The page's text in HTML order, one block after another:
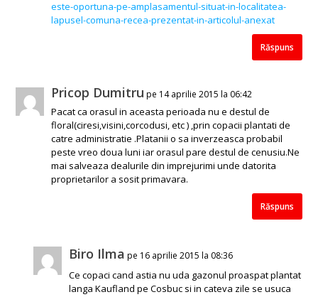
este-oportuna-pe-amplasamentul-situat-in-localitatea-
lapusel-comuna-recea-prezentat-in-articolul-anexat
Răspuns
Pricop Dumitru pe 14 aprilie 2015 la 06:42
Pacat ca orasul in aceasta perioada nu e destul de
floral(ciresi,visini,corcodusi, etc ) ,prin copacii plantati de
catre administratie .Platanii o sa inverzeasca probabil
peste vreo doua luni iar orasul pare destul de cenusiu.Ne
mai salveaza dealurile din imprejurimi unde datorita
proprietarilor a sosit primavara.
Răspuns
Biro Ilma pe 16 aprilie 2015 la 08:36
Ce copaci cand astia nu uda gazonul proaspat plantat
langa Kaufland pe Cosbuc si in cateva zile se usuca